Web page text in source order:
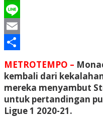
WhatsApp
Line
Email
METROTEMPO –
kembali dari
mereka menyambut
untuk pertandingan
Ligue 1 2020-21.